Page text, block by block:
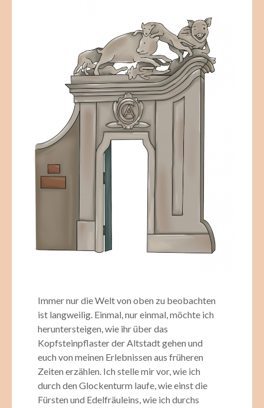
Immer nur die Welt von oben zu beobachten
ist langweilig. Einmal, nur einmal, möchte ich
heruntersteigen, wie ihr über das
Kopfsteinpflaster der Altstadt gehen und
euch von meinen Erlebnissen aus früheren
Zeiten erzählen. Ich stelle mir vor, wie ich
durch den Glockenturm laufe, wie einst die
Fürsten und Edelfräuleins, wie ich durchs